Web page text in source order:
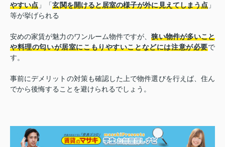
やすい点 」「玄関を開けると居室の様子が外に見えてしまう点 」
等が挙げられる
安めの家賃が魅力のワンルーム物件ですが、狭い物件が多いこと
や料理の匂いが居室にこもりやすいことなどには注意が必要で
す。
事前にデメリットの対策も確認した上で物件選びを行えば、住ん
でから後悔することを避けられるでしょう。